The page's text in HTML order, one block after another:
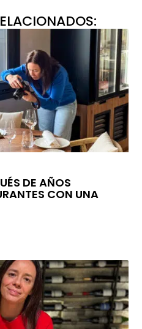
DE AÑOS
CON UNA